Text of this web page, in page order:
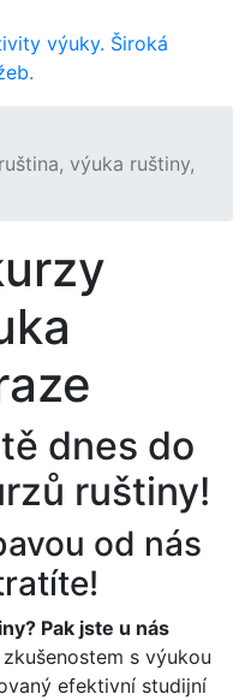
výuky. Široká
výuka ruštiny,
dnes do
ruštiny!
od nás
Pak jste u nás
s výukou
efektivní studijní